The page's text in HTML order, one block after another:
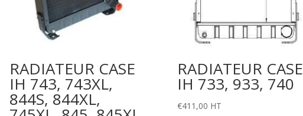
RADIATEUR CASE
IH 743, 743XL,
844S, 844XL,
RADIATEUR CASE
IH 733, 933, 740
€411,00 HT